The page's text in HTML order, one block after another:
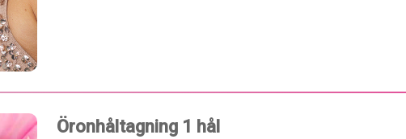
Öronhåltagning 1 hål